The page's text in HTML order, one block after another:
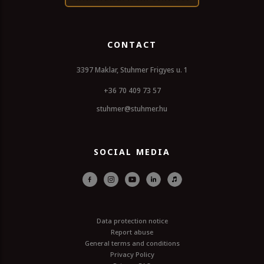
CONTACT
3397 Maklar, Stuhmer Frigyes u. 1
+36 70 409 73 57
stuhmer@stuhmer.hu
SOCIAL MEDIA
Data protection notice
Report abuse
General terms and conditions
Privacy Policy